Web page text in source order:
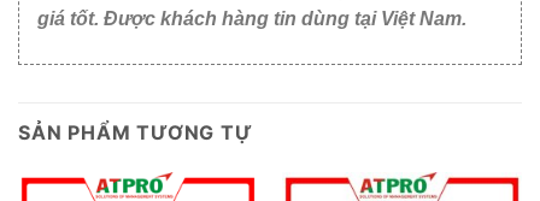
giá tốt. Được khách hàng tin dùng tại Việt Nam.
SẢN PHẨM TƯƠNG TỰ